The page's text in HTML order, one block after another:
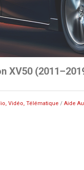
XV50
Vidéo, Télématique / Aide